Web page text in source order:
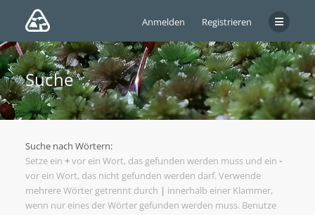
Anmelden Registrieren
Suche
Suche nach Wörtern:
Setze ein +vor ein Wort, das gefunden werden muss und ein -
vor ein Wort, das nicht gefunden werden darf. Verwende
mehrere Wörter getrennt durch | innerhalb einer Klammer,
wenn nur eines der Wörter gefunden werden muss. Benutze